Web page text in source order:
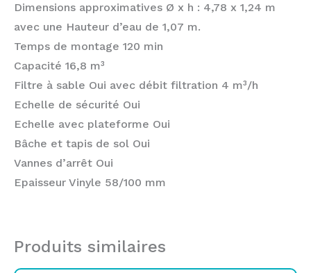
Dimensions approximatives Ø x h : 4,78 x 1,24 m
avec une Hauteur d’eau de 1,07 m.
Temps de montage 120 min
Capacité 16,8 m³
Filtre à sable Oui avec débit filtration 4 m³/h
Echelle de sécurité Oui
Echelle avec plateforme Oui
Bâche et tapis de sol Oui
Vannes d’arrêt Oui
Epaisseur Vinyle 58/100 mm
Produits similaires